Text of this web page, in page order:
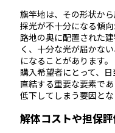
旗竿地は、その形状か
採光が不十分になる傾向
路地の奥に配置された
く、十分な光が届かな
になることがあります。
購入希望者にとって、
直結する重要な要素で
低下してしまう要因とな
解体コストや担保